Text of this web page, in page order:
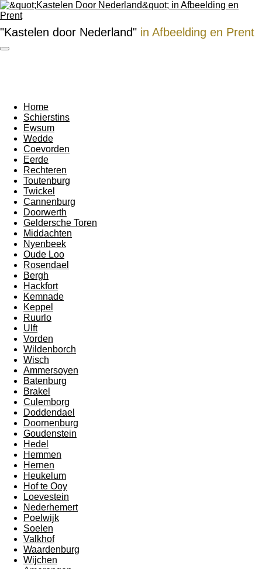
Ga
direct
naar
hoofdinhoud
"Kastelen door Nederland" in Afbeelding en Prent
Home
Schierstins
Ewsum
Wedde
Coevorden
Eerde
Rechteren
Toutenburg
Twickel
Cannenburg
Doorwerth
Geldersche Toren
Middachten
Nyenbeek
Oude Loo
Rosendael
Bergh
Hackfort
Kemnade
Keppel
Ruurlo
Ulft
Vorden
Wildenborch
Wisch
Ammersoyen
Batenburg
Brakel
Culemborg
Doddendael
Doornenburg
Goudenstein
Hedel
Hemmen
Hernen
Heukelum
Hof te Ooy
Loevestein
Nederhemert
Poelwijk
Soelen
Valkhof
Waardenburg
Wijchen